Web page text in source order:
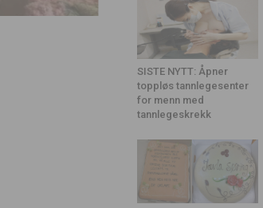
SISTE NYTT: Åpner
toppløs tannlegesenter
for menn med
tannlegeskrekk